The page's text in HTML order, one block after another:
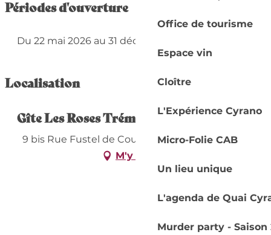
Office de tourisme
Espace vin
Cloître
L'Expérience Cyrano
Micro-Folie CAB
Un lieu unique
L'agenda de Quai
Murder party - Saison
Périodes d'ouverture
Du 22 mai 2026 au 31 décembre 2026
Localisation
Gîte Les Roses Trémières
9 bis Rue Fustel de Coulanges, 24100 Bergerac
M'y rendre